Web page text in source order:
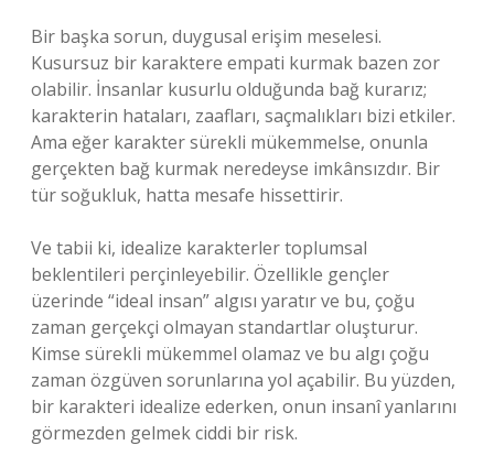
Bir başka sorun, duygusal erişim meselesi.
Kusursuz bir karaktere empati kurmak bazen zor
olabilir. İnsanlar kusurlu olduğunda bağ kurarız;
karakterin hataları, zaafları, saçmalıkları bizi etkiler.
Ama eğer karakter sürekli mükemmelse, onunla
gerçekten bağ kurmak neredeyse imkânsızdır. Bir
tür soğukluk, hatta mesafe hissettirir.
Ve tabii ki, idealize karakterler toplumsal
beklentileri perçinleyebilir. Özellikle gençler
üzerinde “ideal insan” algısı yaratır ve bu, çoğu
zaman gerçekçi olmayan standartlar oluşturur.
Kimse sürekli mükemmel olamaz ve bu algı çoğu
zaman özgüven sorunlarına yol açabilir. Bu yüzden,
bir karakteri idealize ederken, onun insanî yanlarını
görmezden gelmek ciddi bir risk.